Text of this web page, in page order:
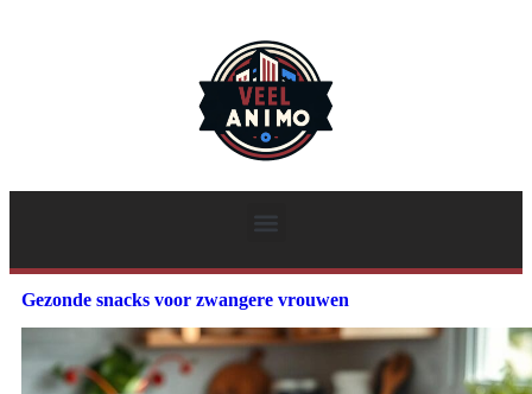
Gezonde snacks voor zwangere vrouwen